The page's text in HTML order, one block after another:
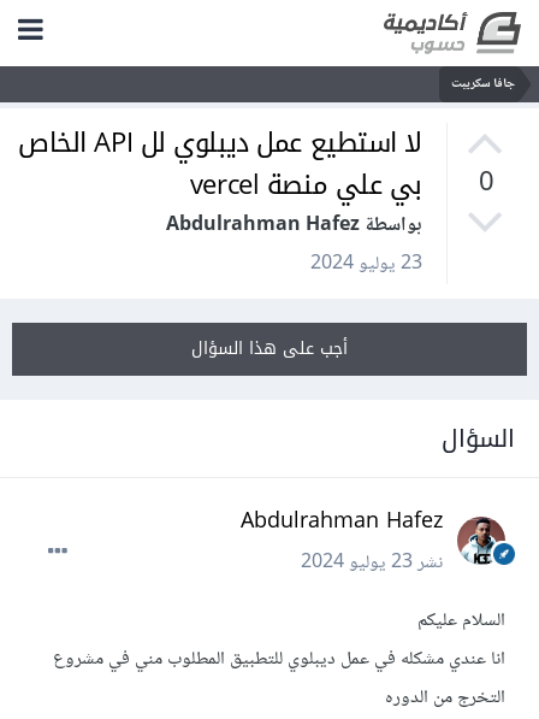
جافا سكريبت
0
لا استطيع عمل ديبلوي لل API الخاص
بي علي منصة vercel
بواسطة Abdulrahman Hafez
23 يوليو 2024
أجب على هذا السؤال
السؤال
Abdulrahman Hafez
نشر23 يوليو 2024
السلام عليكم
انا عندي مشكله في عمل ديبلوي للتطبيق المطلوب مني في مشروع
التخرج من الدوره